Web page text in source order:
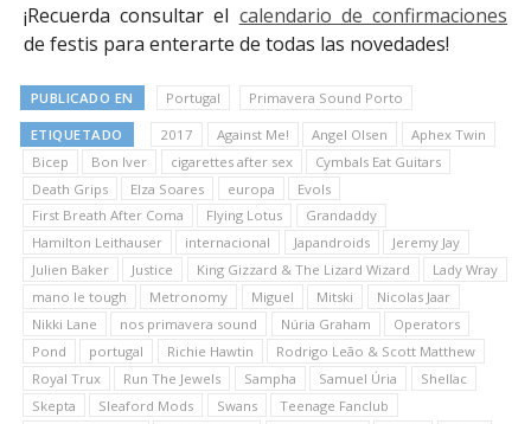
¡Recuerda consultar el calendario de confirmaciones
de festis para enterarte de todas las novedades!
PUBLICADO EN Portugal Primavera Sound Porto
ETIQUETADO 2017 Against Me! Angel Olsen
Aphex Twin
Bicep
Bon Iver cigarettes after sex
Cymbals Eat Guitars
Death Grips
Elza Soares europa
Evols
First Breath After Coma
Flying Lotus
Grandaddy
Hamilton Leithauser
internacional Japandroids
Jeremy Jay
Julien Baker
Justice King Gizzard & The Lizard Wizard
Lady Wray
mano le tough
Metronomy Miguel Mitski
Nicolas Jaar
Nikki Lane
nos primavera sound Núria Graham
Operators
Pond
portugal Richie Hawtin
Rodrigo Leão & Scott Matthew
Royal Trux
Run The Jewels Sampha Samuel Úria
Shellac
Skepta
Sleaford Mods Swans
Teenage Fanclub